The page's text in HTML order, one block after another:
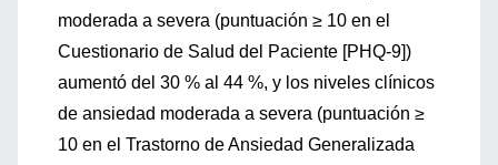
moderada a severa (puntuación ≥ 10 en el
Cuestionario de Salud del Paciente [PHQ-9])
aumentó del 30 % al 44 %, y los niveles clínicos
de ansiedad moderada a severa (puntuación ≥
10 en el Trastorno de Ansiedad Generalizada